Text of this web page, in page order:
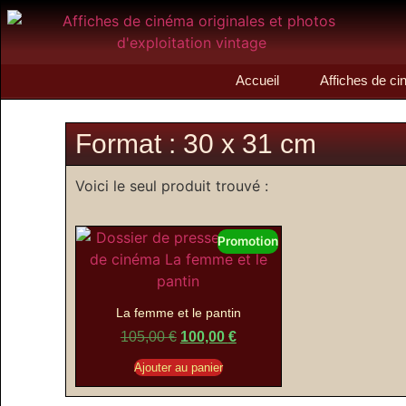
Accueil Affiches de
Format : 30 x 31 cm
Voici le seul produit trouvé :
Promotion
La femme et le pantin
105,00€ 100,00 €
Ajouter au panier